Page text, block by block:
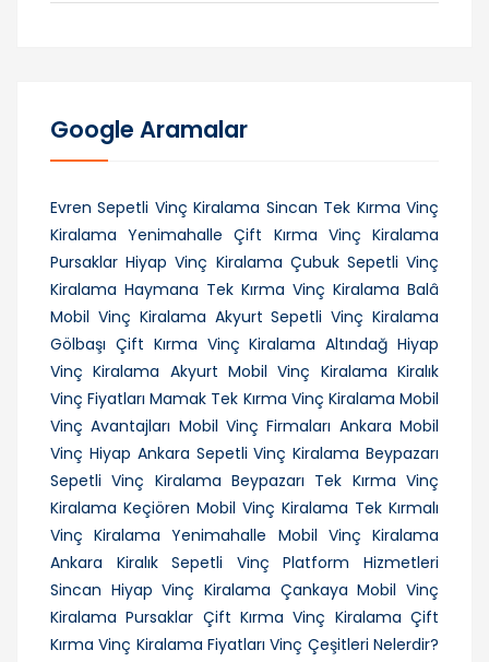
Google Aramalar
Evren Sepetli Vinç Kiralama Sincan Tek Kırma Vinç
Kiralama Yenimahalle Çift Kırma Vinç Kiralama
Pursaklar Hiyap Vinç Kiralama Çubuk Sepetli Vinç
Kiralama Haymana Tek Kırma Vinç Kiralama Balâ
Mobil Vinç Kiralama Akyurt Sepetli Vinç Kiralama
Gölbaşı Çift Kırma Vinç Kiralama Altındağ Hiyap
Vinç Kiralama Akyurt Mobil Vinç Kiralama Kiralık
Vinç Fiyatları Mamak Tek Kırma Vinç Kiralama Mobil
Vinç Avantajları Mobil Vinç Firmaları Ankara Mobil
Vinç Hiyap Ankara Sepetli Vinç Kiralama Beypazarı
Sepetli Vinç Kiralama Beypazarı Tek Kırma Vinç
Kiralama Keçiören Mobil Vinç Kiralama Tek Kırmalı
Vinç Kiralama Yenimahalle Mobil Vinç Kiralama
Ankara Kiralık Sepetli Vinç Platform Hizmetleri
Sincan Hiyap Vinç Kiralama Çankaya Mobil Vinç
Kiralama Pursaklar Çift Kırma Vinç Kiralama Çift
Kırma Vinç Kiralama Fiyatları Vinç Çeşitleri Nelerdir?